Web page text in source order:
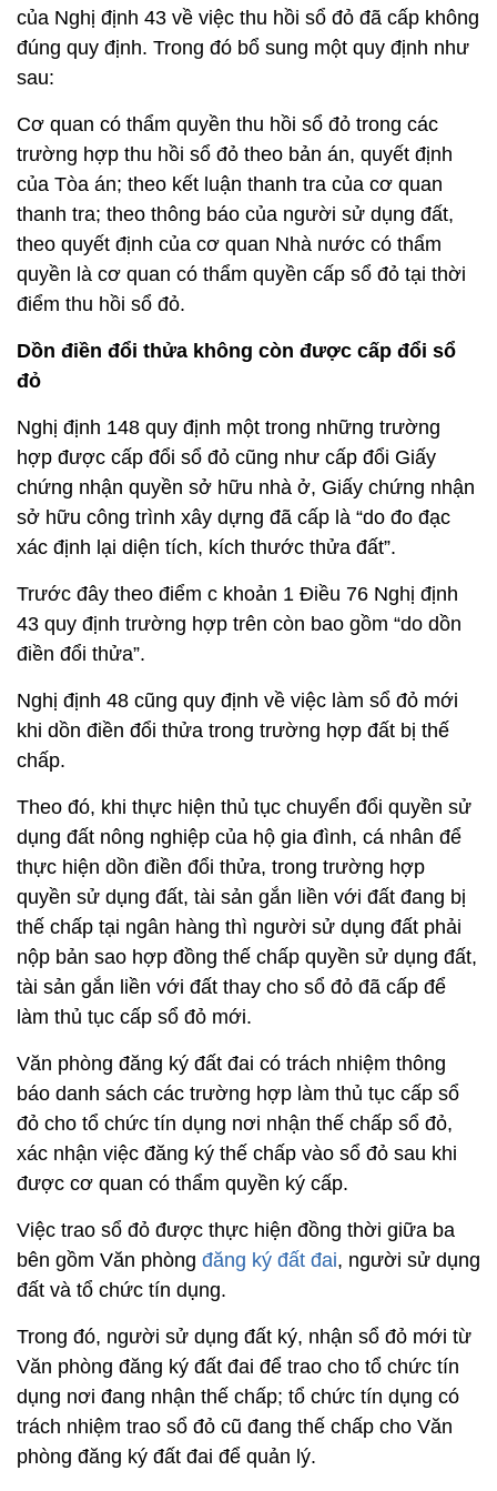
của Nghị định 43 về việc thu hồi sổ đỏ đã cấp không
đúng quy định. Trong đó bổ sung một quy định như
sau:
Cơ quan có thẩm quyền thu hồi sổ đỏ trong các
trường hợp thu hồi sổ đỏ theo bản án, quyết định
của Tòa án; theo kết luận thanh tra của cơ quan
thanh tra; theo thông báo của người sử dụng đất,
theo quyết định của cơ quan Nhà nước có thẩm
quyền là cơ quan có thẩm quyền cấp sổ đỏ tại thời
điểm thu hồi sổ đỏ.
Dồn điền đổi thửa không còn được cấp đổi sổ
đỏ
Nghị định 148 quy định một trong những trường
hợp được cấp đổi sổ đỏ cũng như cấp đổi Giấy
chứng nhận quyền sở hữu nhà ở, Giấy chứng nhận
sở hữu công trình xây dựng đã cấp là “do đo đạc
xác định lại diện tích, kích thước thửa đất”.
Trước đây theo điểm c khoản 1 Điều 76 Nghị định
43 quy định trường hợp trên còn bao gồm “do dồn
điền đổi thửa”.
Nghị định 48 cũng quy định về việc làm sổ đỏ mới
khi dồn điền đổi thửa trong trường hợp đất bị thế
chấp.
Theo đó, khi thực hiện thủ tục chuyển đổi quyền sử
dụng đất nông nghiệp của hộ gia đình, cá nhân để
thực hiện dồn điền đổi thửa, trong trường hợp
quyền sử dụng đất, tài sản gắn liền với đất đang bị
thế chấp tại ngân hàng thì người sử dụng đất phải
nộp bản sao hợp đồng thế chấp quyền sử dụng đất,
tài sản gắn liền với đất thay cho sổ đỏ đã cấp để
làm thủ tục cấp sổ đỏ mới.
Văn phòng đăng ký đất đai có trách nhiệm thông
báo danh sách các trường hợp làm thủ tục cấp sổ
đỏ cho tổ chức tín dụng nơi nhận thế chấp sổ đỏ,
xác nhận việc đăng ký thế chấp vào sổ đỏ sau khi
được cơ quan có thẩm quyền ký cấp.
Việc trao sổ đỏ được thực hiện đồng thời giữa ba
bên gồm Văn phòng đăng ký đất đai, người sử dụng
đất và tổ chức tín dụng.
Trong đó, người sử dụng đất ký, nhận sổ đỏ mới từ
Văn phòng đăng ký đất đai để trao cho tổ chức tín
dụng nơi đang nhận thế chấp; tổ chức tín dụng có
trách nhiệm trao sổ đỏ cũ đang thế chấp cho Văn
phòng đăng ký đất đai để quản lý.